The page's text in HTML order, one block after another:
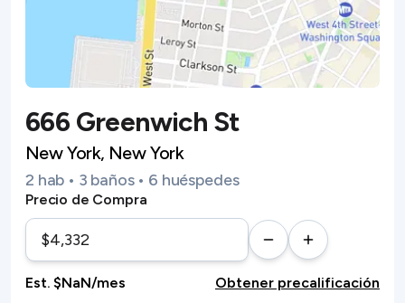
666 Greenwich St
New York, New York
2 hab • 3 baños • 6 huéspedes
Precio de Compra
Est. $NaN/mes Obtener precalificación